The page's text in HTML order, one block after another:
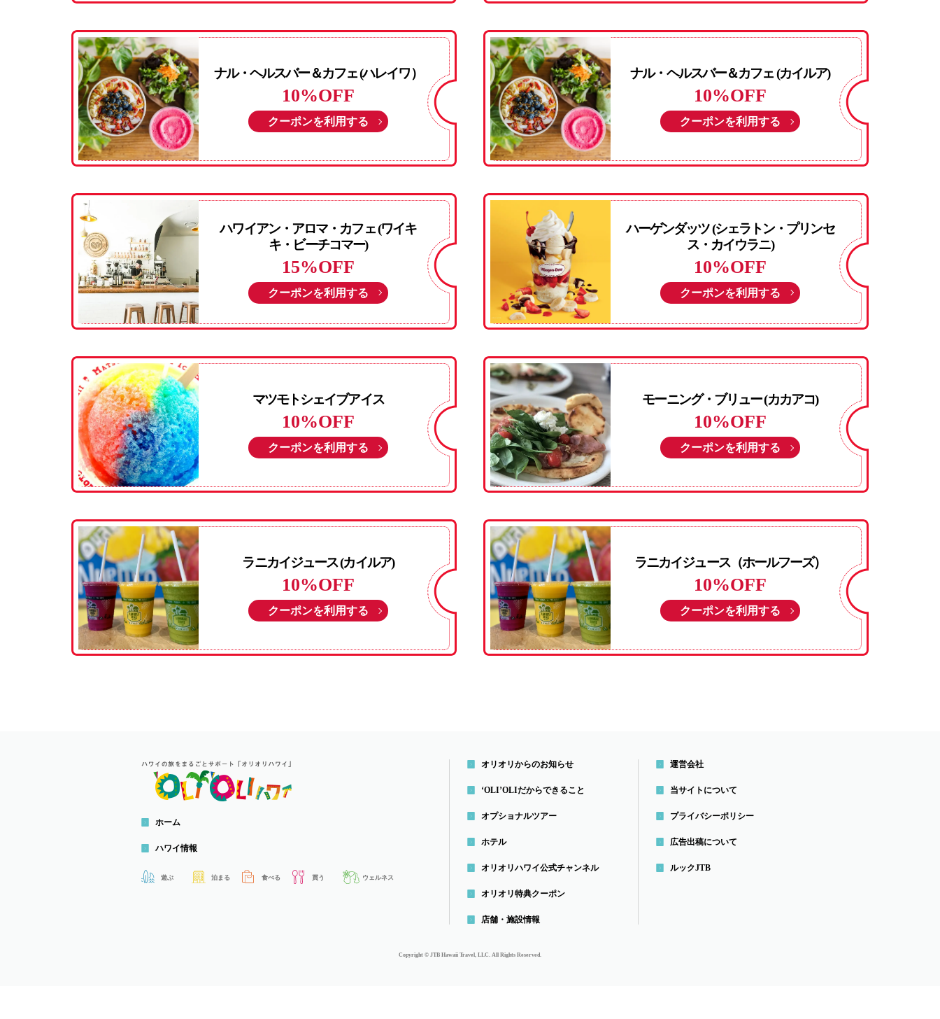
ナル・ヘルスバー＆カフェ (ハレイワ）
10%OFF
クーポンを利用する
ナル・ヘルスバー＆カフェ (カイルア)
10%OFF
クーポンを利用する
ハワイアン・アロマ・カフェ (ワイキ
キ・ビーチコマー)
15%OFF
クーポンを利用する
ハーゲンダッツ (シェラトン・プリンセ
ス・カイウラニ)
10%OFF
クーポンを利用する
マツモトシェイブアイス
10%OFF
クーポンを利用する
モーニング・ブリュー (カカアコ)
10%OFF
クーポンを利用する
ラニカイジュース (カイルア)
10%OFF
クーポンを利用する
ラニカイジュース（ホールフーズ）
10%OFF
クーポンを利用する
ホーム
ハワイ情報
遊ぶ 泊まる 食べる 買う ウェルネス
オリオリからのお知らせ
‘OLI’OLIだからできること
オプショナルツアー
ホテル
オリオリハワイ公式チャンネル
オリオリ特典クーポン
店舗・施設情報
運営会社
当サイトについて
プライバシーポリシー
広告出稿について
ルックJTB
Copyright © JTB Hawaii Travel, LLC. All Rights Reserved.